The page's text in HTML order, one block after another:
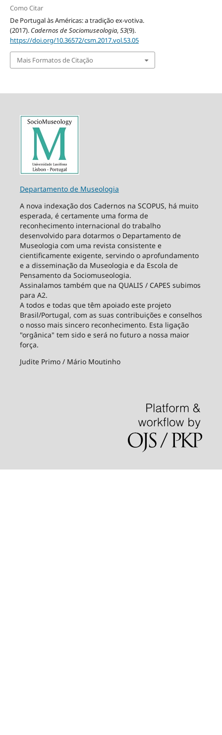
Como Citar
De Portugal às Américas: a tradição ex-votiva.
(2017). Cadernos de Sociomuseologia,53(9).
https://doi.org/10.36572/csm.2017.vol.53.05
Mais Formatos de Citação
Departamento de Museologia
A nova indexação dos Cadernos na SCOPUS, há muito
esperada, é certamente uma forma de
reconhecimento internacional do trabalho
desenvolvido para dotarmos o Departamento de
Museologia com uma revista consistente e
cientificamente exigente, servindo o aprofundamento
e a disseminação da Museologia e da Escola de
Pensamento da Sociomuseologia.
Assinalamos também que na QUALIS / CAPES subimos
para A2.
A todos e todas que têm apoiado este projeto
Brasil/Portugal, com as suas contribuições e conselhos
o nosso mais sincero reconhecimento. Esta ligação
"orgânica" tem sido e será no futuro a nossa maior
força.
Judite Primo / Mário Moutinho